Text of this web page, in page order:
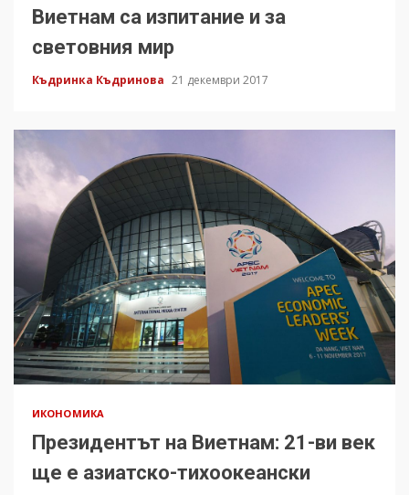
Виетнам са изпитание и за
световния мир
Къдринка Къдринова 21 декември 2017
ИКОНОМИКА
Президентът на Виетнам: 21-ви век
ще е азиатско-тихоокеански